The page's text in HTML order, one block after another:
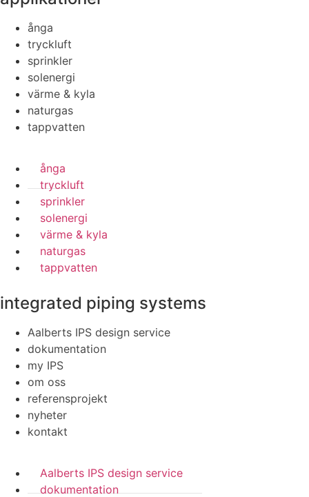
ånga
tryckluft
sprinkler
solenergi
värme & kyla
naturgas
tappvatten
ånga
tryckluft
sprinkler
solenergi
värme & kyla
naturgas
tappvatten
integrated piping systems
Aalberts IPS design service
dokumentation
my IPS
om oss
referensprojekt
nyheter
kontakt
Aalberts IPS design service
dokumentation